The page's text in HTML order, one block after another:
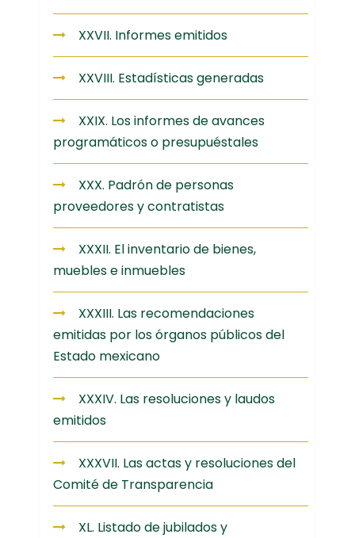
XXVII. Informes emitidos
XXVIII. Estadísticas generadas
XXIX. Los informes de avances
programáticos o presupuéstales
XXX. Padrón de personas
proveedores y contratistas
XXXII. El inventario de bienes,
muebles e inmuebles
XXXIII. Las recomendaciones
emitidas por los órganos públicos del
Estado mexicano
XXXIV. Las resoluciones y laudos
emitidos
XXXVII. Las actas y resoluciones del
Comité de Transparencia
XL. Listado de jubilados y